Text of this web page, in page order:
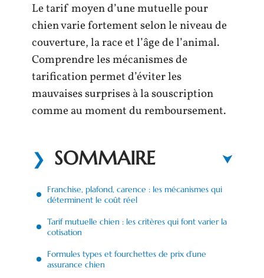
Le tarif moyen d’une mutuelle pour
chien varie fortement selon le niveau de
couverture, la race et l’âge de l’animal.
Comprendre les mécanismes de
tarification permet d’éviter les
mauvaises surprises à la souscription
comme au moment du remboursement.
SOMMAIRE
Franchise, plafond, carence : les mécanismes qui
déterminent le coût réel
Tarif mutuelle chien : les critères qui font varier la
cotisation
Formules types et fourchettes de prix d’une
assurance chien